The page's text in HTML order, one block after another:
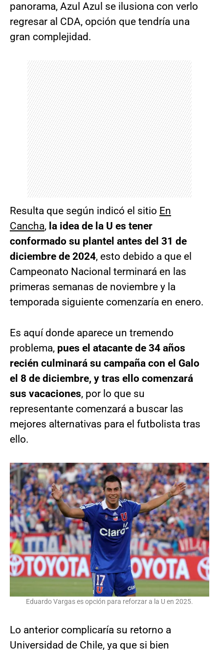
panorama, Azul Azul se ilusiona con verlo
regresar al CDA, opción que tendría una
gran complejidad.
Resulta que según indicó el sitio En
Cancha, la idea de la U es tener
conformado su plantel antes del 31 de
diciembre de 2024, esto debido a que el
Campeonato Nacional terminará en las
primeras semanas de noviembre y la
temporada siguiente comenzaría en enero.
Es aquí donde aparece un tremendo
problema, pues el atacante de 34 años
recién culminará su campaña con el Galo
el 8 de diciembre, y tras ello comenzará
sus vacaciones, por lo que su
representante comenzará a buscar las
mejores alternativas para el futbolista tras
ello.
Eduardo Vargas es opción para reforzar a la U en 2025.
Lo anterior complicaría su retorno a
Universidad de Chile, ya que si bien